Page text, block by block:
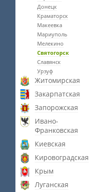
Донецк
Краматорск
Макеевка
Мариуполь
Мелекино
Святогорск
Славянск
Урзуф
Житомирская
Закарпатская
Запорожская
Ивано-
Франковская
Киевская
Кировоградская
Крым
Луганская